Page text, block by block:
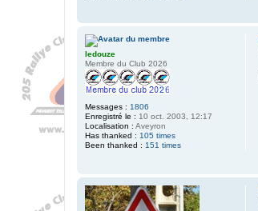
ledouze
Membre du Club 2026
Messages : 1806
Enregistré le : 10 oct. 2003, 12:17
Localisation : Aveyron
Has thanked : 105 times
Been thanked : 151 times